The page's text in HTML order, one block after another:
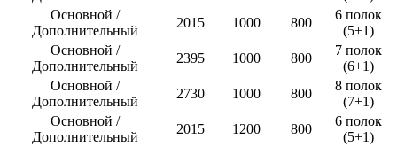
Основной /
Дополнительный
2015 1000 800
6 полок
(5+1)
Основной /
Дополнительный
2395 1000 800
7 полок
(6+1)
Основной /
Дополнительный
2730 1000 800
8 полок
(7+1)
Основной /
Дополнительный
2015 1200 800
6 полок
(5+1)